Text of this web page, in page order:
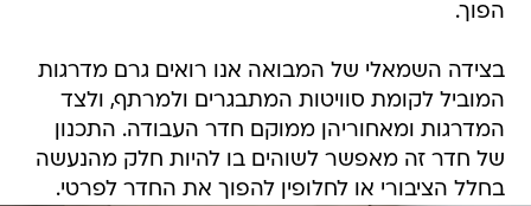
הפוך.
בצידה השמאלי של המבואה אנו רואים גרם מדרגות
המוביל לקומת סוויטות המתבגרים ולמרתף, ולצד
המדרגות ומאחוריהן ממוקם חדר העבודה. התכנון
של חדר זה מאפשר לשוהים בו להיות חלק מהנעשה
בחלל הציבורי או לחלופין להפוך את החדר לפרטי.